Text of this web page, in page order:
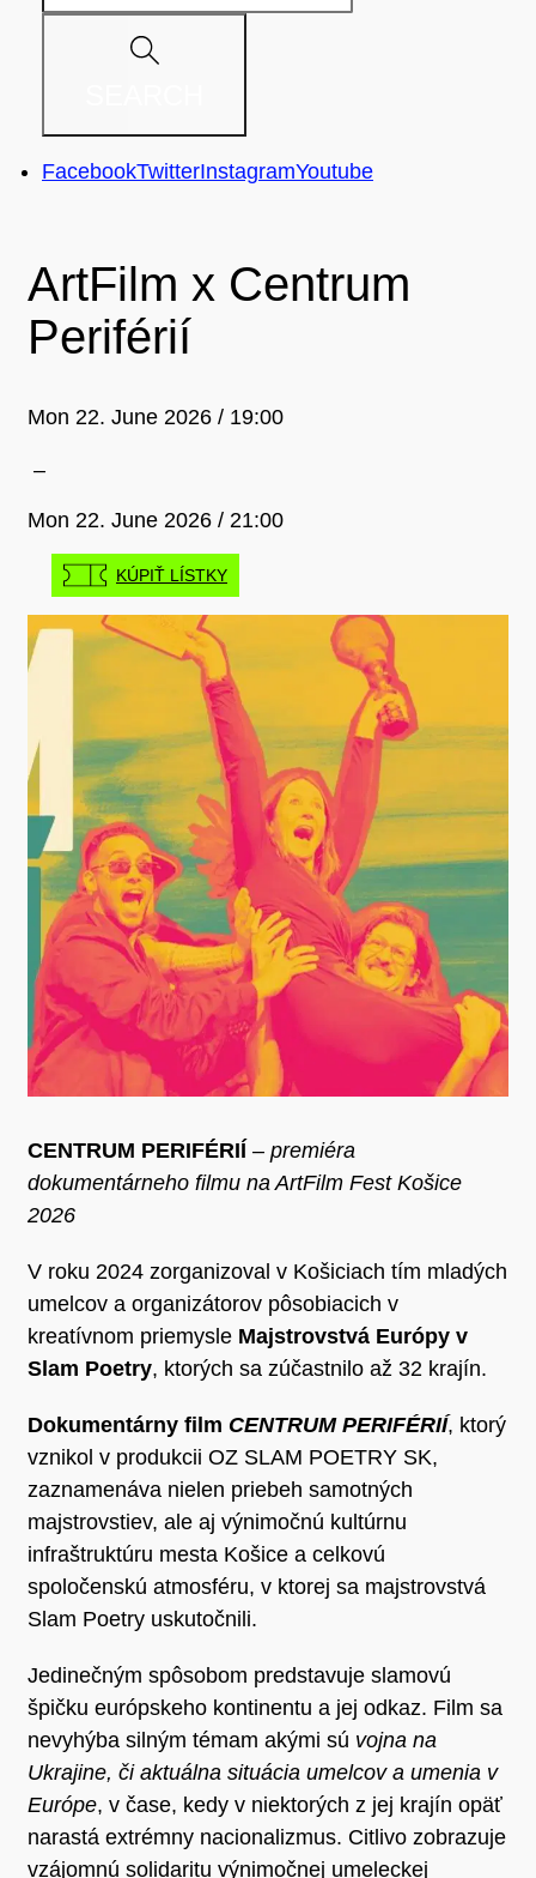
FacebookTwitterInstagramYoutube
ArtFilm x Centrum
Periférií
Mon 22. June 2026 / 19:00
–
Mon 22. June 2026 / 21:00
KÚPIŤ LÍSTKY
CENTRUM PERIFÉRIÍ – premiéra
dokumentárneho filmu na ArtFilm Fest Košice
2026
V roku 2024 zorganizoval v Košiciach tím mladých
umelcov a organizátorov pôsobiacich v
kreatívnom priemysle Majstrovstvá Európy v
Slam Poetry, ktorých sa zúčastnilo až 32 krajín.
Dokumentárny film CENTRUM PERIFÉRIÍ, ktorý
vznikol v produkcii OZ SLAM POETRY SK,
zaznamenáva nielen priebeh samotných
majstrovstiev, ale aj výnimočnú kultúrnu
infraštruktúru mesta Košice a celkovú
spoločenskú atmosféru, v ktorej sa majstrovstvá
Slam Poetry uskutočnili.
Jedinečným spôsobom predstavuje slamovú
špičku európskeho kontinentu a jej odkaz. Film sa
nevyhýba silným témam akými sú vojna na
Ukrajine, či aktuálna situácia umelcov a umenia v
Európe, v čase, kedy v niektorých z jej krajín opäť
narastá extrémny nacionalizmus. Citlivo zobrazuje
vzájomnú solidaritu výnimočnej umeleckej